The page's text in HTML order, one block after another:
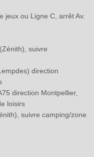
jeux ou Ligne C, arrêt Av.
suivre
direction
direction Montpellier,
loisirs
suivre camping/zone